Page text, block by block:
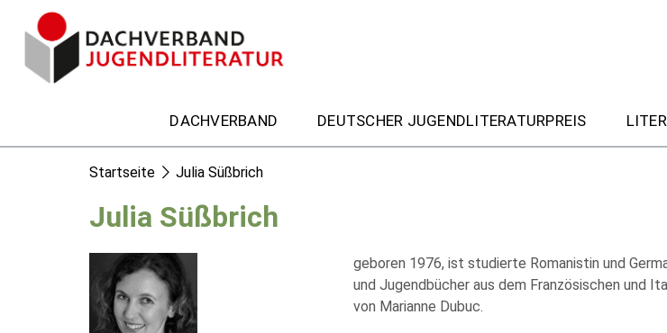
DACHVERBAND DEUTSCHER JUGENDLITERATURPREIS
Startseite Julia Süßbrich
Julia Süßbrich
geboren 1976, ist studierte Romanistin und
und Jugendbücher aus dem Französischen und
von Marianne Dubuc.